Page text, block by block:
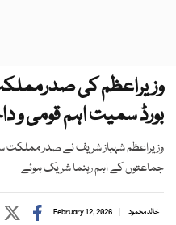
وزیراعظم کی
بورڈ سمیت اہم قومی و
وزیراعظم شہباز شریف نے صدر مملکت
جماعتوں کے اہم رہنما شریک ہوئے
خالد محمود February 12, 2026